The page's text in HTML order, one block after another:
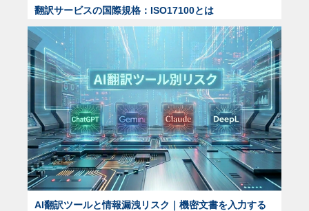
翻訳サービスの国際規格：ISO17100とは
AI翻訳ツールと情報漏洩リスク｜機密文書を入力する